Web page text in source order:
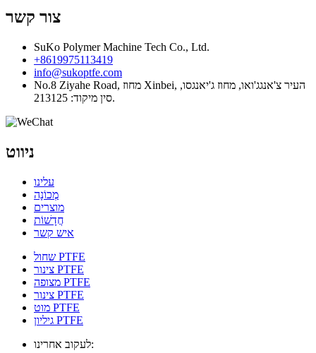
צור קשר
SuKo Polymer Machine Tech Co., Ltd.
+8619975113419
info@sukoptfe.com
No.8 Ziyahe Road, מחוז Xinbei, העיר צ'אנגג'ואו, מחוז ג'יאנגסו,
סין מיקוד: 213125.
ניווט
עלינו
מְכוֹנָה
מוצרים
חֲדָשׁוֹת
איש קשר
שחול PTFE
צינור PTFE
מצופה PTFE
צינור PTFE
מוט PTFE
גיליון PTFE
לעקוב אחרינו: